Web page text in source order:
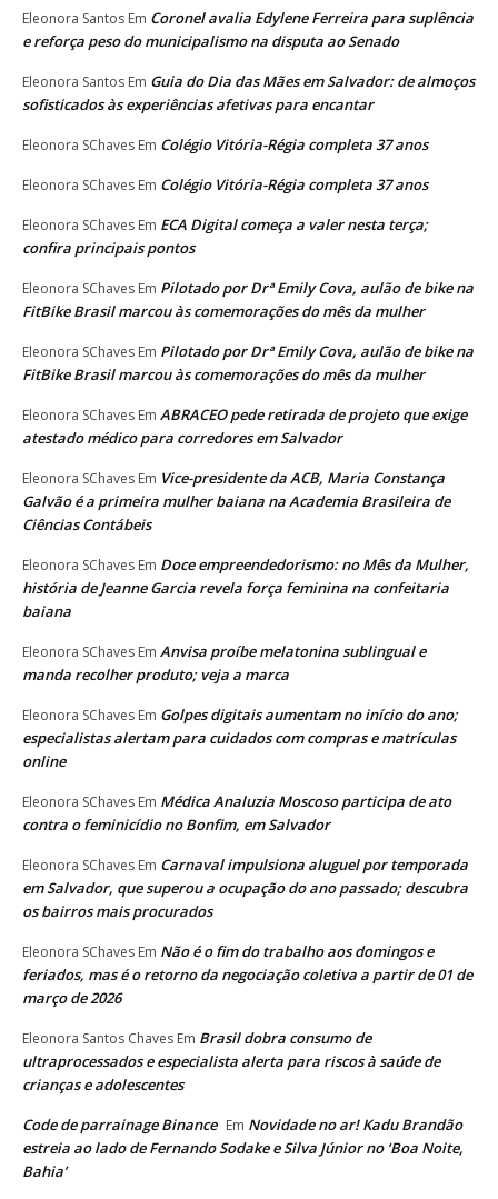
Eleonora Santos Em Coronel avalia Edylene Ferreira para suplência
e reforça peso do municipalismo na disputa ao Senado
Eleonora Santos Em Guia do Dia das Mães em Salvador: de almoços
sofisticados às experiências afetivas para encantar
Eleonora SChaves Em Colégio Vitória-Régia completa 37 anos
Eleonora SChaves Em Colégio Vitória-Régia completa 37 anos
Eleonora SChaves Em ECA Digital começa a valer nesta terça;
confira principais pontos
Eleonora SChaves Em Pilotado por Drª Emily Cova, aulão de bike na
FitBike Brasil marcou às comemorações do mês da mulher
Eleonora SChaves Em Pilotado por Drª Emily Cova, aulão de bike na
FitBike Brasil marcou às comemorações do mês da mulher
Eleonora SChaves Em ABRACEO pede retirada de projeto que exige
atestado médico para corredores em Salvador
Eleonora SChaves Em Vice-presidente da ACB, Maria Constança
Galvão é a primeira mulher baiana na Academia Brasileira de
Ciências Contábeis
Eleonora SChaves Em Doce empreendedorismo: no Mês da Mulher,
história de Jeanne Garcia revela força feminina na confeitaria
baiana
Eleonora SChaves Em Anvisa proíbe melatonina sublingual e
manda recolher produto; veja a marca
Eleonora SChaves Em Golpes digitais aumentam no início do ano;
especialistas alertam para cuidados com compras e matrículas
online
Eleonora SChaves Em Médica Analuzia Moscoso participa de ato
contra o feminicídio no Bonfim, em Salvador
Eleonora SChaves Em Carnaval impulsiona aluguel por temporada
em Salvador, que superou a ocupação do ano passado; descubra
os bairros mais procurados
Eleonora SChaves Em Não é o fim do trabalho aos domingos e
feriados, mas é o retorno da negociação coletiva a partir de 01 de
março de 2026
Eleonora Santos Chaves Em Brasil dobra consumo de
ultraprocessados e especialista alerta para riscos à saúde de
crianças e adolescentes
Code de parrainage Binance Em Novidade no ar! Kadu Brandão
estreia ao lado de Fernando Sodake e Silva Júnior no ‘Boa Noite,
Bahia’